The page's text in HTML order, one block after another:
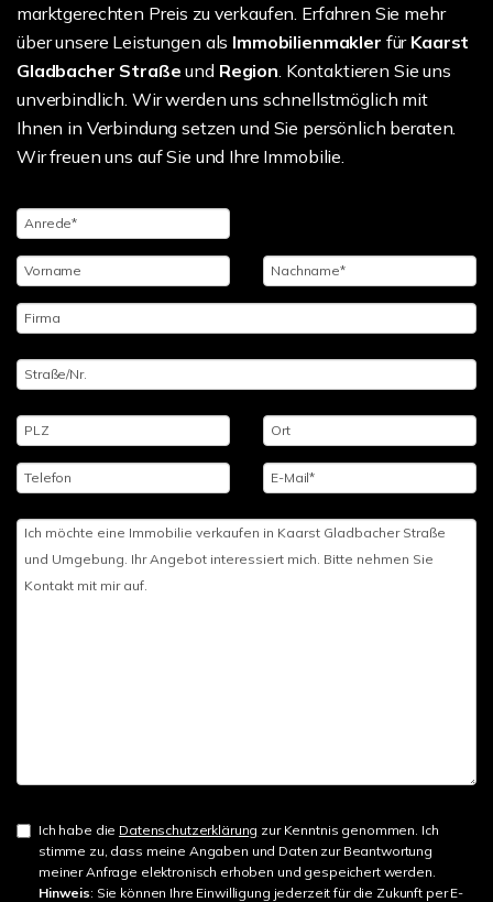
marktgerechten Preis zu verkaufen. Erfahren Sie mehr
über unsere Leistungen als Immobilienmakler für Kaarst
Gladbacher Straßeund Region . Kontaktieren Sie uns
unverbindlich. Wir werden uns schnellstmöglich mit
Ihnen in Verbindung setzen und Sie persönlich beraten.
Wir freuen uns auf Sie und Ihre Immobilie.
Ich habe die Datenschutzerklärung zur Kenntnis genommen. Ich
stimme zu, dass meine Angaben und Daten zur Beantwortung
meiner Anfrage elektronisch erhoben und gespeichert werden.
Hinweis: Sie können Ihre Einwilligung jederzeit für die Zukunft per E-